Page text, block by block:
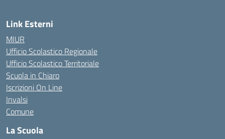
Link Esterni
MIUR
Ufficio Scolastico Regionale
Ufficio Scolastico Territoriale
Scuola in Chiaro
Iscrizioni On Line
Invalsi
Comune
La Scuola